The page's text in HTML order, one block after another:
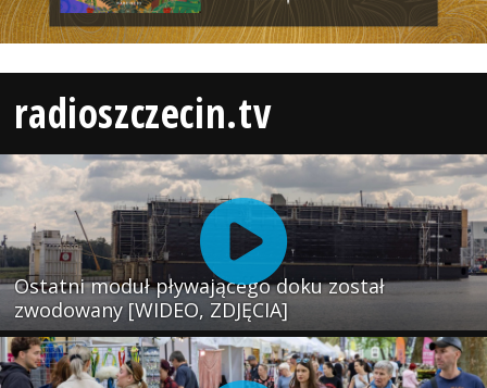
radioszczecin.tv
Ostatni moduł pływającego doku został
zwodowany [WIDEO, ZDJĘCIA]